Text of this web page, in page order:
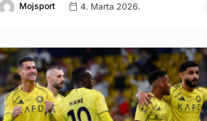
Mojsport 4. Marta 2026.